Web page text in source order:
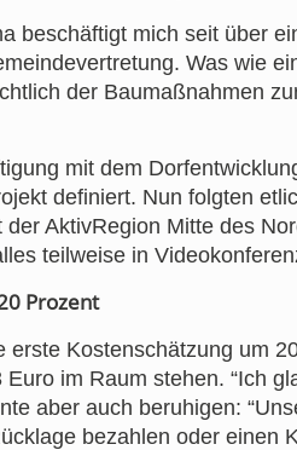
beschäftigt mich seit über
Was wie
der Baumaßnahmen
mit dem
definiert. Nun folgten
der AktivRegion Mitte des
teilweise in
Prozent
erste Kostenschätzung um
im Raum stehen. “Ich
aber auch beruhigen:
bezahlen oder einen